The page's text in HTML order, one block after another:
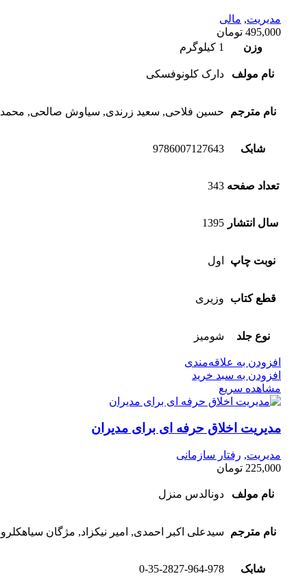
مدیریت, مالی
495,000 تومان
وزن
1 کیلوگرم
نام مولف دارک کلونوفسکی
نام مترجم حسین فلاحی, سعید زرندی, سیاوش صالحی, محمد
شابک 9786007127643
تعداد صفحه 343
سال انتشار 1395
نوبت چاپ اول
قطع کتاب وزیری
نوع جلد شومیز
افزودن به علاقه‌مندی
افزودن به سبد خرید
مشاهده سریع
مدیریت اخلاق حرفه ای برای مدیران
مدیریت, رفتار سازمانی
225,000 تومان
نام مولف دونالدس منزل
نام مترجم سیدعلی اکبر احمدی, امیر نیکزاد, مژگان
شابک 0-35-2827-964-978